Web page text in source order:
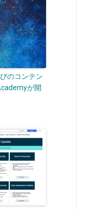
のコンテン
が開